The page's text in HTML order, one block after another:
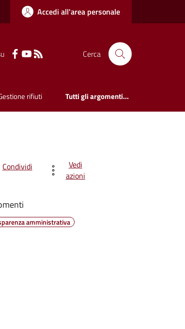
Accedi all'area personale
Cerca
rifiuti Tutti gli argomenti...
Condividi
Vedi
azioni
amministrativa